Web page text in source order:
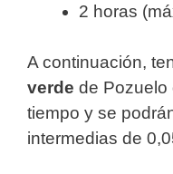
2 horas
A continuación,
verde de Pozuelo
tiempo y se
intermedias de